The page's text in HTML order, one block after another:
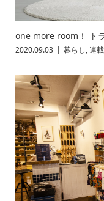
one more room！ ト
2020.09.03 暮らし,連載